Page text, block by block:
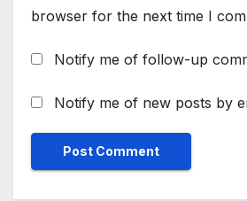
browser for the next time I
Notify me of follow-up
Notify me of new posts by